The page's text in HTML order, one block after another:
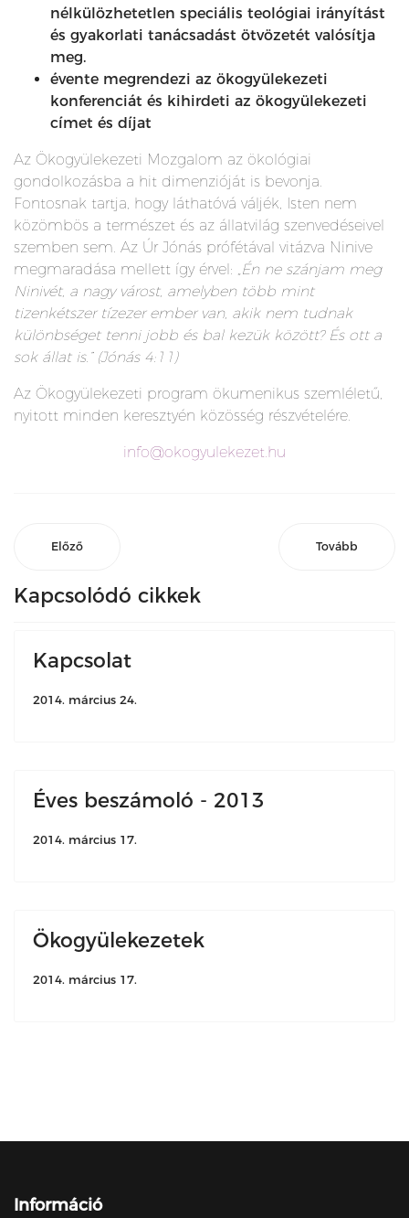
nélkülözhetetlen speciális teológiai irányítást
és gyakorlati tanácsadást ötvözetét valósítja
meg.
évente megrendezi az ökogyülekezeti
konferenciát és kihirdeti az ökogyülekezeti
címet és díjat
Az Ökogyülekezeti Mozgalom az ökológiai
gondolkozásba a hit dimenzióját is bevonja.
Fontosnak tartja, hogy láthatóvá váljék, Isten nem
közömbös a természet és az állatvilág szenvedéseivel
szemben sem. Az Úr Jónás prófétával vitázva Ninive
megmaradása mellett így érvel: „Én ne szánjam meg
Ninivét, a nagy várost, amelyben több mint
tizenkétszer tízezer ember van, akik nem tudnak
különbséget tenni jobb és bal kezük között? És ott a
sok állat is.” (Jónás 4:11)
Az Ökogyülekezeti program ökumenikus szemléletű,
nyitott minden keresztyén közösség részvételére.
info@okogyulekezet.hu
Előző Tovább
Kapcsolódó cikkek
Kapcsolat
2014. március 24.
Éves beszámoló - 2013
2014. március 17.
Ökogyülekezetek
2014. március 17.
Információ